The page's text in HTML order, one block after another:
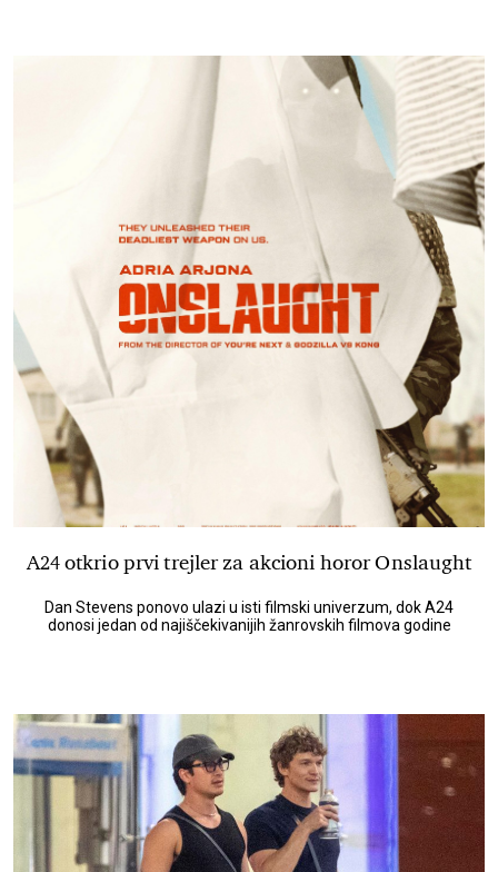
A24 otkrio prvi trejler za akcioni horor Onslaught
Dan Stevens ponovo ulazi u isti filmski univerzum, dok A24
donosi jedan od najiščekivanijih žanrovskih filmova godine